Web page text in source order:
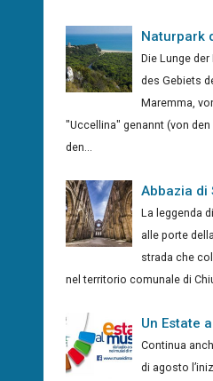
Naturpark
Die Lunge
des Gebiets
Maremma,
"Uccellina" genannt (von
den...
Abbazia di
La leggenda
alle porte
strada che
nel territorio comunale di
Un Estate
Continua
di agosto